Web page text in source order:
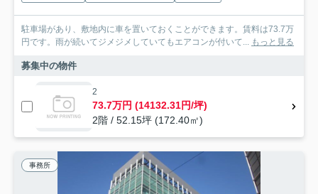
駐車場があり、敷地内に車を置いておくことができます。賃料は73.7万
円です。雨が続いてジメジメしていてもエアコンが付いて... もっと見る
募集中の物件
2
73.7万円 (14132.31円/坪)
2階 / 52.15坪 (172.40㎡)
事務所